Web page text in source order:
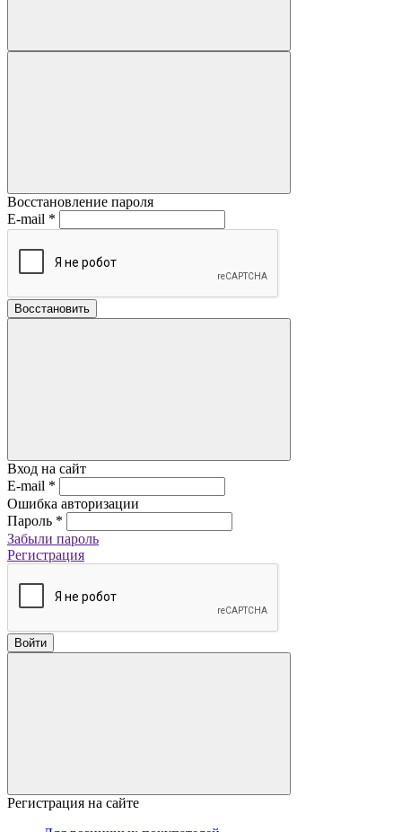
Восстановление пароля
E-mail *
Восстановить
Вход на сайт
E-mail *
Ошибка авторизации
Пароль *
Забыли пароль
Регистрация
Войти
Регистрация на сайте